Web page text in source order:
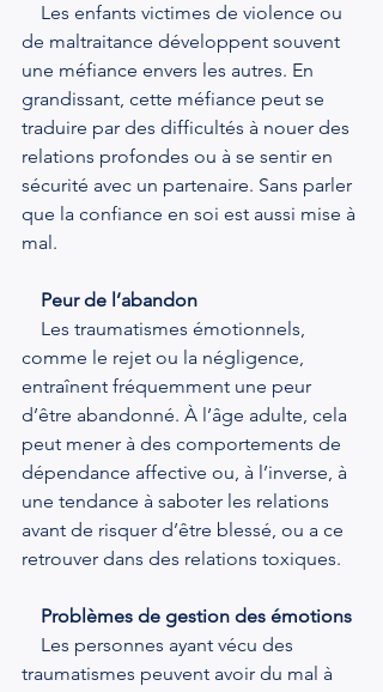
Les enfants victimes de violence ou
de maltraitance développent souvent
une méfiance envers les autres. En
grandissant, cette méfiance peut se
traduire par des difficultés à nouer des
relations profondes ou à se sentir en
sécurité avec un partenaire. Sans parler
que la confiance en soi est aussi mise à
mal.
Peur de l’abandon
Les traumatismes émotionnels,
comme le rejet ou la négligence,
entraînent fréquemment une peur
d’être abandonné. À l’âge adulte, cela
peut mener à des comportements de
dépendance affective ou, à l’inverse, à
une tendance à saboter les relations
avant de risquer d’être blessé, ou a ce
retrouver dans des relations toxiques.
Problèmes de gestion des émotions
Les personnes ayant vécu des
traumatismes peuvent avoir du mal à